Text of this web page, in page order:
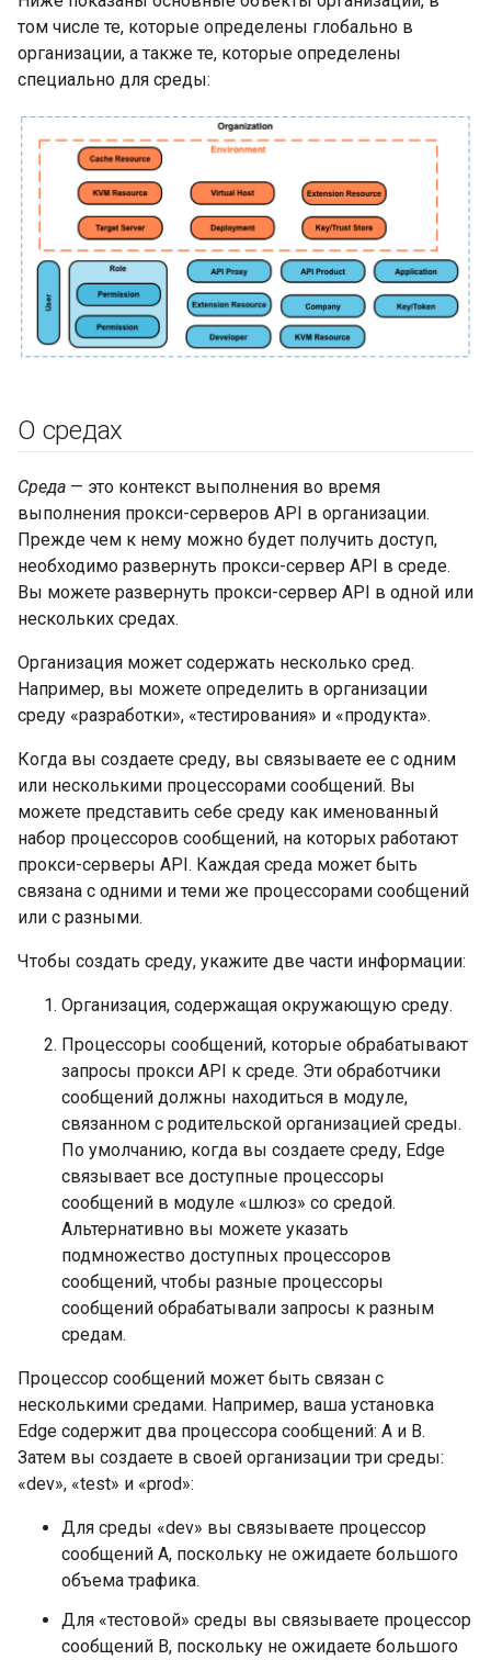
том числе те, которые определены глобально в
организации, а также те, которые определены
специально для среды:
О средах
Среда — это контекст выполнения во время
выполнения прокси-серверов API в организации.
Прежде чем к нему можно будет получить доступ,
необходимо развернуть прокси-сервер API в среде.
Вы можете развернуть прокси-сервер API в одной или
нескольких средах.
Организация может содержать несколько сред.
Например, вы можете определить в организации
среду «разработки», «тестирования» и «продукта».
Когда вы создаете среду, вы связываете ее с одним
или несколькими процессорами сообщений. Вы
можете представить себе среду как именованный
набор процессоров сообщений, на которых работают
прокси-серверы API. Каждая среда может быть
связана с одними и теми же процессорами сообщений
или с разными.
Чтобы создать среду, укажите две части информации:
Организация, содержащая окружающую среду.
Процессоры сообщений, которые обрабатывают
запросы прокси API к среде. Эти обработчики
сообщений должны находиться в модуле,
связанном с родительской организацией среды.
По умолчанию, когда вы создаете среду, Edge
связывает все доступные процессоры
сообщений в модуле «шлюз» со средой.
Альтернативно вы можете указать
подмножество доступных процессоров
сообщений, чтобы разные процессоры
сообщений обрабатывали запросы к разным
средам.
Процессор сообщений может быть связан с
несколькими средами. Например, ваша установка
Edge содержит два процессора сообщений: A и B.
Затем вы создаете в своей организации три среды:
«dev», «test» и «prod»:
Для среды «dev» вы связываете процессор
сообщений A, поскольку не ожидаете большого
объема трафика.
Для «тестовой» среды вы связываете процессор
сообщений B, поскольку не ожидаете большого